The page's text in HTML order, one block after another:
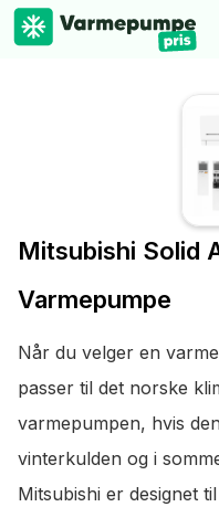
Mitsubishi Solid
Varmepumpe
Når du velger en
passer til det norske
varmepumpen, hvis
vinterkulden og i
Mitsubishi er designet